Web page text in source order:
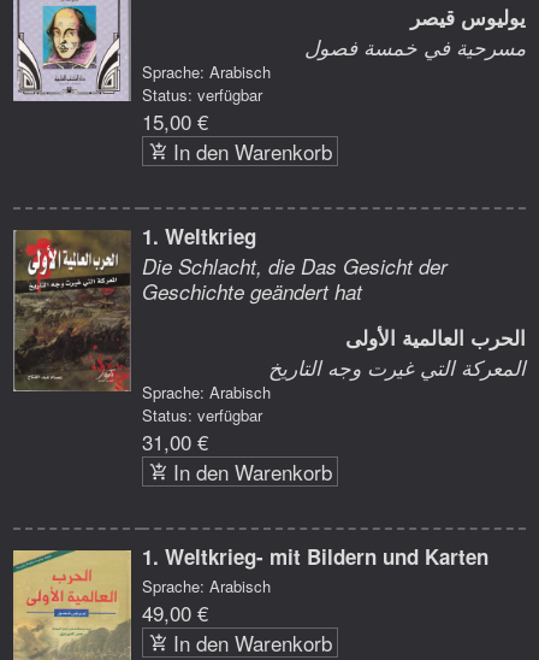
يوليوس قيصر
مسرحية في خمسة فصول
Sprache: Arabisch
Status: verfügbar
15,00 €
In den Warenkorb
1. Weltkrieg
Die Schlacht, die Das Gesicht der
Geschichte geändert hat
الحرب العالمية الأولى
المعركة التي غيرت وجه التاريخ
Sprache: Arabisch
Status: verfügbar
31,00 €
In den Warenkorb
1. Weltkrieg- mit Bildern und Karten
Sprache: Arabisch
49,00 €
In den Warenkorb